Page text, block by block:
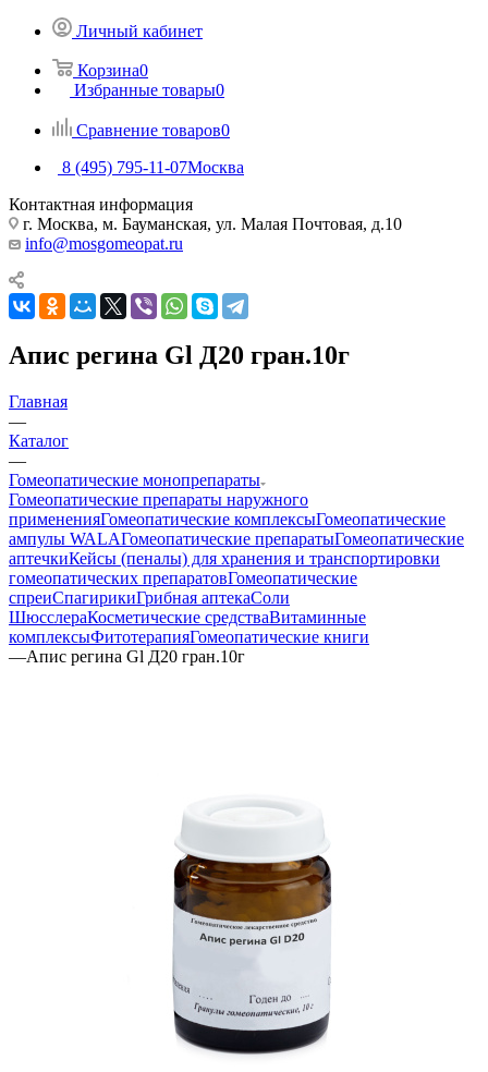
Личный кабинет
Корзина0
Избранные товары0
Сравнение товаров0
8 (495) 795-11-07Москва
Контактная информация
г. Москва, м. Бауманская, ул. Малая Почтовая, д.10
info@mosgomeopat.ru
Апис регина Gl Д20 гран.10г
Главная
—
Каталог
—
Гомеопатические монопрепараты
Гомеопатические препараты наружного
примененияГомеопатические комплексыГомеопатические
ампулы WALAГомеопатические препаратыГомеопатические
аптечкиКейсы (пеналы) для хранения и транспортировки
гомеопатических препаратовГомеопатические
спреиСпагирикиГрибная аптекаСоли
ШюсслераКосметические средстваВитаминные
комплексыФитотерапияГомеопатические книги
—Апис регина Gl Д20 гран.10г